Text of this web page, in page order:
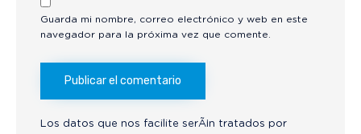
Guarda mi nombre, correo electrónico y web en este
navegador para la próxima vez que comente.
Los datos que nos facilite serÃ¡n tratados por